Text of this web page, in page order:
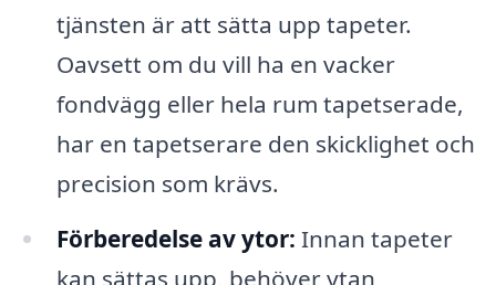
tjänsten är att sätta upp tapeter.
Oavsett om du vill ha en vacker
fondvägg eller hela rum tapetserade,
har en tapetserare den skicklighet och
precision som krävs.
Förberedelse av ytor: Innan tapeter
kan sättas upp, behöver ytan